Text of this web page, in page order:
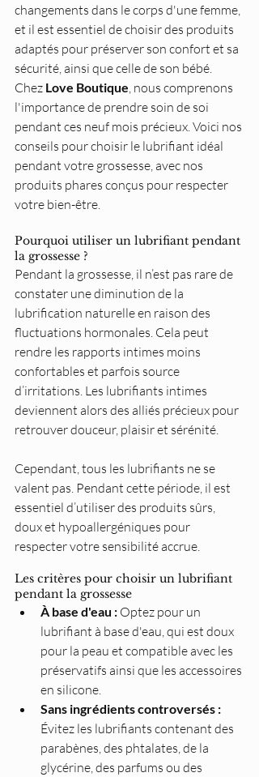
changements dans le corps d'une femme,
et il est essentiel de choisir des produits
adaptés pour préserver son confort et sa
sécurité, ainsi que celle de son bébé.
Chez Love Boutique, nous comprenons
l'importance de prendre soin de soi
pendant ces neuf mois précieux. Voici nos
conseils pour choisir le lubrifiant idéal
pendant votre grossesse, avec nos
produits phares conçus pour respecter
votre bien-être.
Pourquoi utiliser un lubrifiant pendant
la grossesse ?
Pendant la grossesse, il n’est pas rare de
constater une diminution de la
lubrification naturelle en raison des
fluctuations hormonales. Cela peut
rendre les rapports intimes moins
confortables et parfois source
d’irritations. Les lubrifiants intimes
deviennent alors des alliés précieux pour
retrouver douceur, plaisir et sérénité.
Cependant, tous les lubrifiants ne se
valent pas. Pendant cette période, il est
essentiel d’utiliser des produits sûrs,
doux et hypoallergéniques pour
respecter votre sensibilité accrue.
Les critères pour choisir un lubrifiant
pendant la grossesse
À base d'eau : Optez pour un
lubrifiant à base d'eau, qui est doux
pour la peau et compatible avec les
préservatifs ainsi que les accessoires
en silicone.
Sans ingrédients controversés :
Évitez les lubrifiants contenant des
parabènes, des phtalates, de la
glycérine, des parfums ou des